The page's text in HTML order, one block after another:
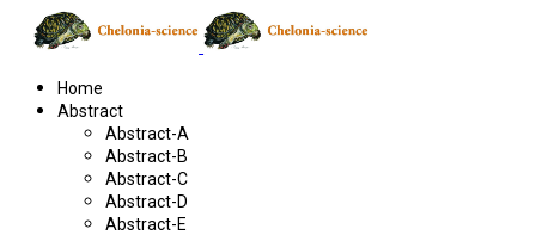
Home
Abstract
Abstract-A
Abstract-B
Abstract-C
Abstract-D
Abstract-E